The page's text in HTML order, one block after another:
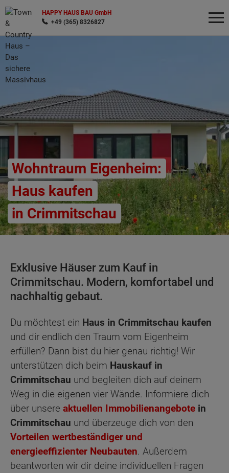
HAPPY HAUS BAU GmbH
+49 (365) 8326827
Wohntraum Eigenheim:
Haus kaufen
in Crimmitschau
Exklusive Häuser zum Kauf in
Crimmitschau. Modern, komfortabel und
nachhaltig gebaut.
Du möchtest ein Haus in Crimmitschau kaufen
und dir endlich den Traum vom Eigenheim
erfüllen? Dann bist du hier genau richtig! Wir
unterstützen dich beim Hauskauf in
Crimmitschau und begleiten dich auf deinem
Weg in die eigenen vier Wände. Informiere dich
über unsere aktuellen Immobilienangebote in
Crimmitschau und überzeuge dich von den
Vorteilen wertbeständiger und
energieeffizienter Neubauten. Außerdem
beantworten wir dir deine individuellen Fragen
Wonach möchten Sie suchen?